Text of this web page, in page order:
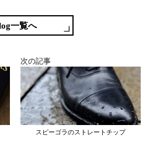
en
a
ke
t
一覧へ
次の記事
スピーゴラのストレートチップ